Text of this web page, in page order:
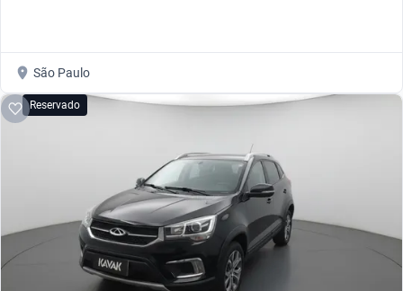
São Paulo
Reservado